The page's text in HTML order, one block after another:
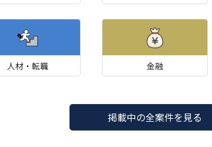
人材・転職 金融
掲載中の全案件を見る